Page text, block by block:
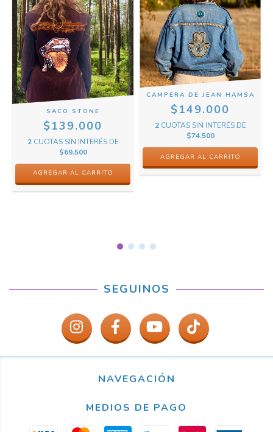
SACO STONE
$139.000
2 CUOTAS SIN INTERÉS DE
$69.500
CAMPERA DE JEAN HAMSA
$149.000
2 CUOTAS SIN INTERÉS DE
$74.500
SEGUINOS
NAVEGACIÓN
MEDIOS DE PAGO